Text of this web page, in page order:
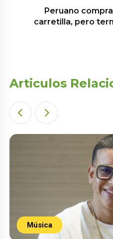
Peruano
carretilla, pero
Articulos
Música